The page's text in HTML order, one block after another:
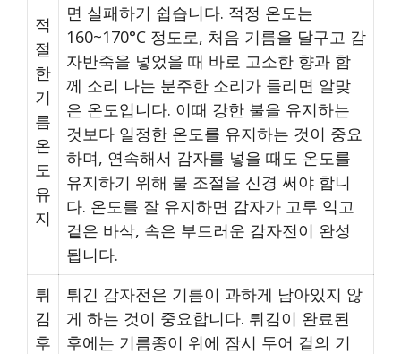
적
절
한
기
름
온
도
유
지
면 실패하기 쉽습니다. 적정 온도는
160~170°C 정도로, 처음 기름을 달구고 감
자반죽을 넣었을 때 바로 고소한 향과 함
께 소리 나는 분주한 소리가 들리면 알맞
은 온도입니다. 이때 강한 불을 유지하는
것보다 일정한 온도를 유지하는 것이 중요
하며, 연속해서 감자를 넣을 때도 온도를
유지하기 위해 불 조절을 신경 써야 합니
다. 온도를 잘 유지하면 감자가 고루 익고
겉은 바삭, 속은 부드러운 감자전이 완성
됩니다.
튀
김
후
튀긴 감자전은 기름이 과하게 남아있지 않
게 하는 것이 중요합니다. 튀김이 완료된
후에는 기름종이 위에 잠시 두어 겉의 기